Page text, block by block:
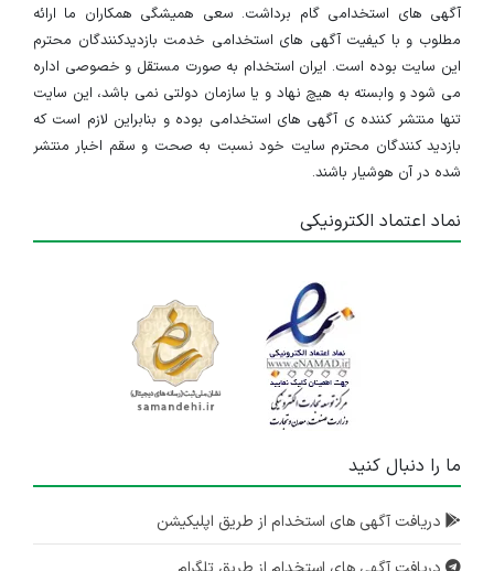
تهران
۲ سال پیش منقضی شده
استخدام پرستار
تهران
استخدام پرستار
۲ سال پیش
کارشناس پرستاری یا بیهوشی یا مامایی
تهران
آگهی های استخدامی گام برداشت. سعی همیشگی همکاران ما ارائه
مطلوب و با کیفیت آگهی های استخدامی خدمت بازدیدکنندگان محترم
این سایت بوده است. ایران استخدام به صورت مستقل و خصوصی اداره
می شود و وابسته به هیچ نهاد و یا سازمان دولتی نمی باشد، این سایت
تنها منتشر کننده ی آگهی های استخدامی بوده و بنابراین لازم است که
بازدید کنندگان محترم سایت خود نسبت به صحت و سقم اخبار منتشر
شده در آن هوشیار باشند.
نماد اعتماد الکترونیکی
ما را دنبال کنید
دریافت آگهی های استخدام از طریق اپلیکیشن